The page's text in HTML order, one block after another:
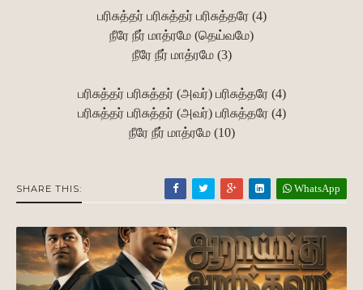
பரிசுத்தர் பரிசுத்தர் பரிசுத்தரே (4)
நீரே நீர் மாத்ரமே (தெய்வமே)
நீரே நீர் மாத்ரமே (3)
பரிசுத்தர் பரிசுத்தர் (அவர்) பரிசுத்தரே (4)
பரிசுத்தர் பரிசுத்தர் (அவர்) பரிசுத்தரே (4)
நீரே நீர் மாத்ரமே (10)
SHARE THIS: WhatsApp